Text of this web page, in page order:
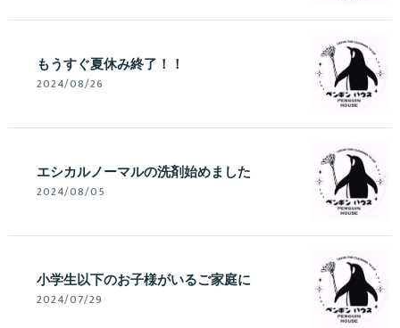
もうすぐ夏休み終了！！
2024/08/26
エシカルノーマルの洗剤始めました
2024/08/05
小学生以下のお子様がいるご家庭に
2024/07/29